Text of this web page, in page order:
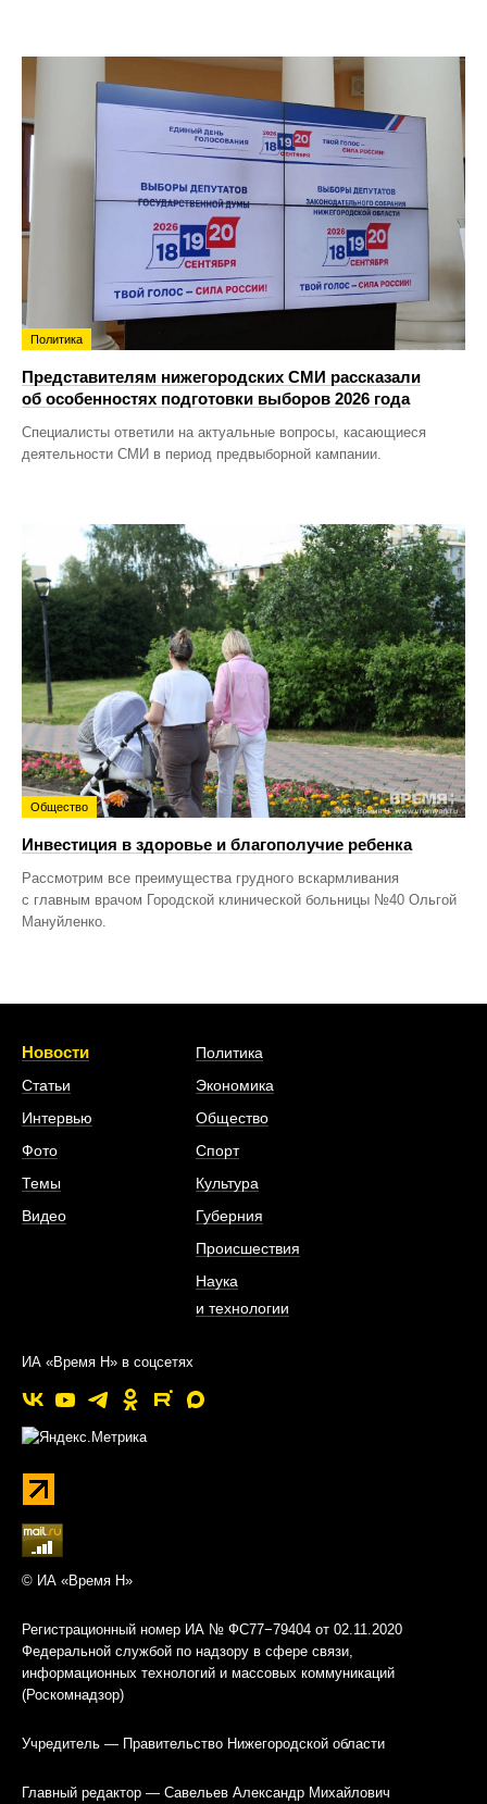
Политика
Представителям нижегородских СМИ рассказали
об особенностях подготовки выборов 2026 года
Специалисты ответили на актуальные вопросы, касающиеся
деятельности СМИ в период предвыборной кампании.
Общество
Инвестиция в здоровье и благополучие ребенка
Рассмотрим все преимущества грудного вскармливания
с главным врачом Городской клинической больницы №40 Ольгой
Мануйленко.
Новости
Статьи
Интервью
Фото
Темы
Видео
Политика
Экономика
Общество
Спорт
Культура
Губерния
Происшествия
Наука
и технологии
ИА «Время Н» в соцсетях
© ИА «Время Н»
Регистрационный номер ИА № ФС77−79404 от 02.11.2020
Федеральной службой по надзору в сфере связи,
информационных технологий и массовых коммуникаций
(Роскомнадзор)
Учредитель — Правительство Нижегородской области
Главный редактор — Савельев Александр Михайлович